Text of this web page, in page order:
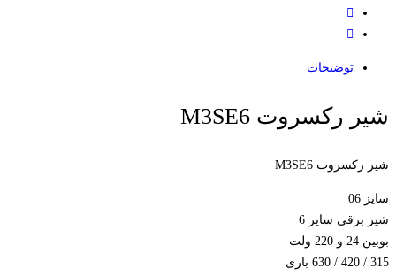
توضیحات
شیر رکسروت M3SE6
شیر رکسروت M3SE6
سایز 06
شیر برقی سایز 6
بوبین 24 و 220 ولت
315 / 420 / 630 باری